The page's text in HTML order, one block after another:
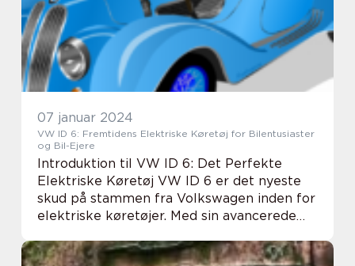
Denne avance...
07 januar 2024
VW ID 6: Fremtidens Elektriske Køretøj for Bilentusiaster
og Bil-Ejere
Introduktion til VW ID 6: Det Perfekte
Elektriske Køretøj VW ID 6 er det nyeste
skud på stammen fra Volkswagen inden for
elektriske køretøjer. Med sin avancerede
ydeevne har VW formået at skabe et